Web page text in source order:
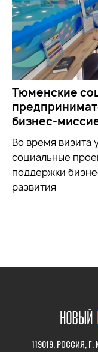
Тюменские
бизнес-
Во время визита
социальные
поддержки
развития
119019, РОССИЯ,